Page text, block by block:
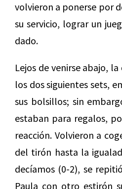
volvieron a ponerse por
su servicio, lograr un
dado.
Lejos de venirse abajo,
los dos siguientes sets,
sus bolsillos; sin
estaban para regalos,
reacción. Volvieron a
del tirón hasta la
decíamos (0-2), se
Paula con otro estirón